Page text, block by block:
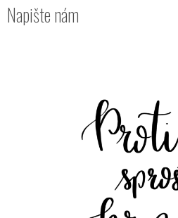
Napište nám